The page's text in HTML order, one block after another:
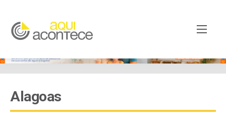
Alagoas